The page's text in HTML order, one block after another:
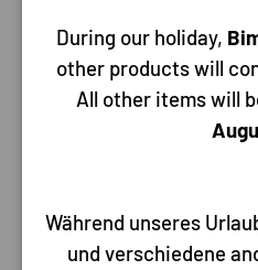
Beschrijving Specificaties
Opblaasbaar met kogelventiel.
Druk max. 0,2 bar.
During our holiday,
other products will
All other items will
Während unseres
und verschiedene